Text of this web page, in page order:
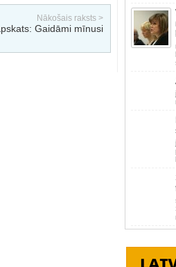
Nākošais raksts >
Gaidāmi mīnusi